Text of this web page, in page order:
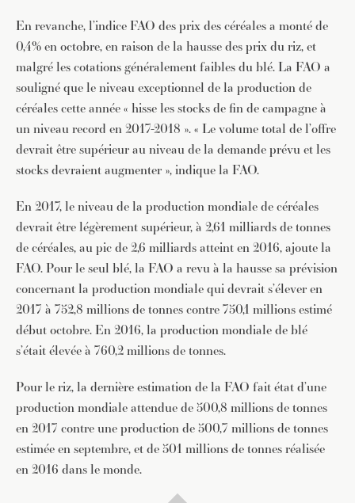
En revanche, l’indice FAO des prix des céréales a monté de
0,4% en octobre, en raison de la hausse des prix du riz, et
malgré les cotations généralement faibles du blé. La FAO a
souligné que le niveau exceptionnel de la production de
céréales cette année « hisse les stocks de fin de campagne à
un niveau record en 2017-2018 ». « Le volume total de l’offre
devrait être supérieur au niveau de la demande prévu et les
stocks devraient augmenter », indique la FAO.
En 2017, le niveau de la production mondiale de céréales
devrait être légèrement supérieur, à 2,61 milliards de tonnes
de céréales, au pic de 2,6 milliards atteint en 2016, ajoute la
FAO. Pour le seul blé, la FAO a revu à la hausse sa prévision
concernant la production mondiale qui devrait s’élever en
2017 à 752,8 millions de tonnes contre 750,1 millions estimé
début octobre. En 2016, la production mondiale de blé
s’était élevée à 760,2 millions de tonnes.
Pour le riz, la dernière estimation de la FAO fait état d’une
production mondiale attendue de 500,8 millions de tonnes
en 2017 contre une production de 500,7 millions de tonnes
estimée en septembre, et de 501 millions de tonnes réalisée
en 2016 dans le monde.